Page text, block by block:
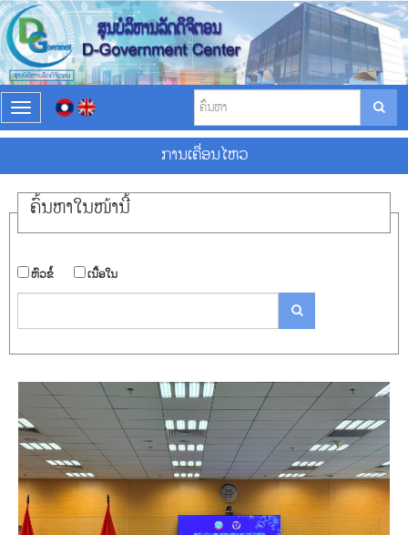
T
o
g
l
e
a
i
g
a
i
o
ການ​ເຄື່ອນ​ໄຫວ
ຄົ້ນ​ຫາ​ໃນ​ໜ້ານີ້
​ຫົວ​ຂໍ້ ​ເນື້ອ​ໃນ